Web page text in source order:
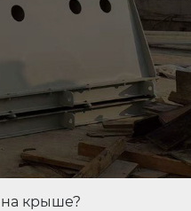
крыше?